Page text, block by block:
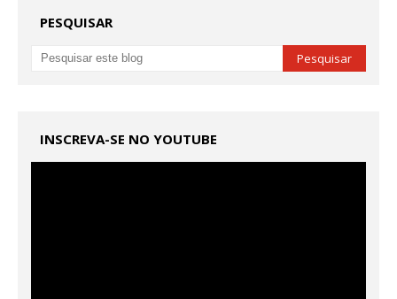
PESQUISAR
INSCREVA-SE NO YOUTUBE